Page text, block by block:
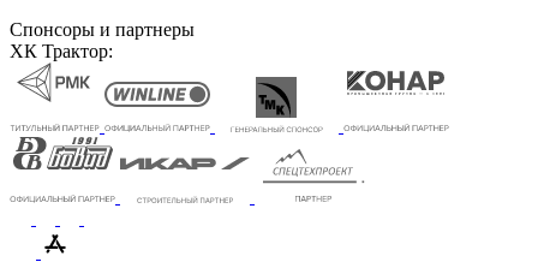
Спонсоры и партнеры
ХК Трактор: